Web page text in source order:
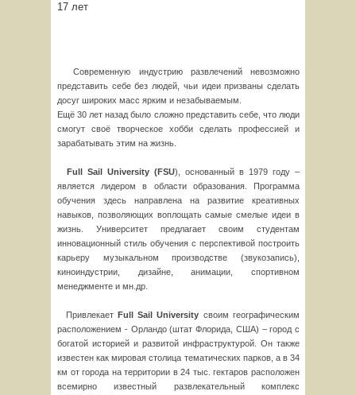
17 лет
Современную индустрию развлечений невозможно
представить себе без людей, чьи идеи призваны сделать
досуг широких масс ярким и незабываемым.
Ещё 30 лет назад было сложно представить себе, что люди
смогут своё творческое хобби сделать профессией и
зарабатывать этим на жизнь.
Full Sail University (FSU), основанный в 1979 году –
является лидером в области образования. Программа
обучения здесь направлена на развитие креативных
навыков, позволяющих воплощать самые смелые идеи в
жизнь. Университет предлагает своим студентам
инновационный стиль обучения с перспективой построить
карьеру музыкальном производстве (звукозапись),
киноиндустрии, дизайне, анимации, спортивном
менеджменте и мн.др.
Привлекает FullSailUniversity своим географическим
расположением - Орландо (штат Флорида, США) – город с
богатой историей и развитой инфраструктурой. Он также
известен как мировая столица тематических парков, а в 34
км от города на территории в 24 тыс. гектаров расположен
всемирно известный развлекательный комплекс